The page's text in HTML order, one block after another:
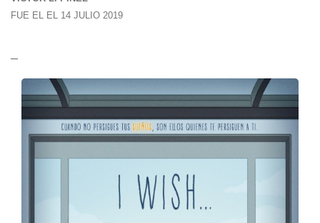
FUE EL EL 14 JULIO 2019
–